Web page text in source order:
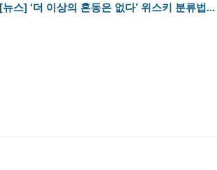
[뉴스] ‘더 이상의 혼동은 없다’ 위스키 분류법...